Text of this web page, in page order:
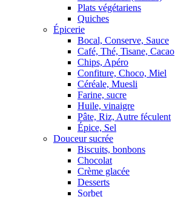
Plats végétariens
Quiches
Épicerie
Bocal, Conserve, Sauce
Café, Thé, Tisane, Cacao
Chips, Apéro
Confiture, Choco, Miel
Céréale, Muesli
Farine, sucre
Huile, vinaigre
Pâte, Riz, Autre féculent
Épice, Sel
Douceur sucrée
Biscuits, bonbons
Chocolat
Crème glacée
Desserts
Sorbet